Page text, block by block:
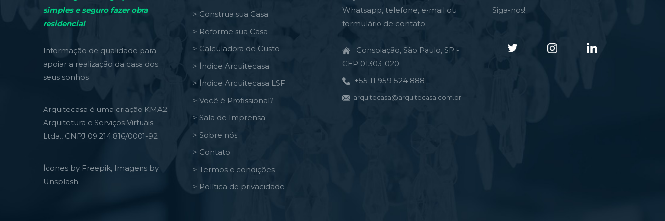
simples e seguro fazer obra
residencial
Informação de qualidade para
apoiar a realização da casa dos
seus sonhos
Arquitecasa é uma criação KMA2
Arquitetura e Serviços Virtuais
Ltda., CNPJ 09.214.816/0001-92
Ícones by Freepik, Imagens by
Unsplash
> Construa sua Casa
> Reforme sua Casa
> Calculadora de Custo
> Índice Arquitecasa
> Índice Arquitecasa LSF
> Você é Profissional?
> Sala de Imprensa
> Sobre nós
> Contato
> Termos e condições
> Política de privacidade
Whatsapp, telefone, e-mail ou
formulário de contato.
Consolação, São Paulo, SP -
CEP 01303-020
+55 11 959 524 888
arquitecasa@arquitecasa.com.br
Siga-nos!